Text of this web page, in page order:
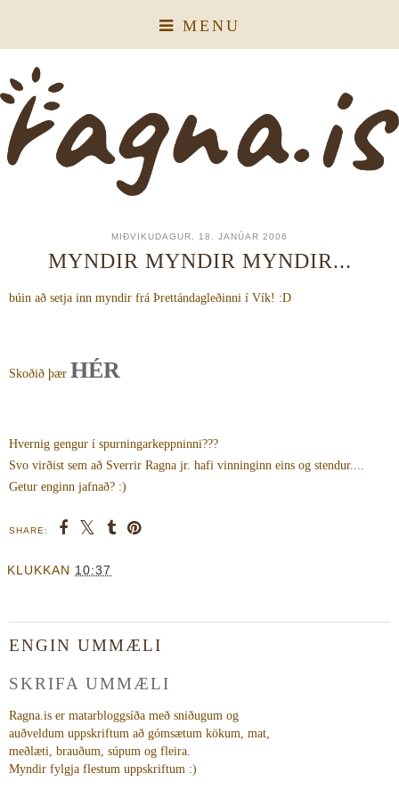
MENU
MIÐVIKUDAGUR, 18. JANÚAR 2006
MYNDIR MYNDIR MYNDIR...
búin að setja inn myndir frá Þrettándagleðinni í Vík! :D
Skoðið þær HÉR
Hvernig gengur í spurningarkeppninni???
Svo virðist sem að Sverrir Ragna jr. hafi vinninginn eins og stendur....
Getur enginn jafnað? :)
SHARE:
KLUKKAN 10:37
ENGIN UMMÆLI
SKRIFA UMMÆLI
Ragna.is er matarbloggsíða með sniðugum og
auðveldum uppskriftum að gómsætum kökum, mat,
meðlæti, brauðum, súpum og fleira.
Myndir fylgja flestum uppskriftum :)